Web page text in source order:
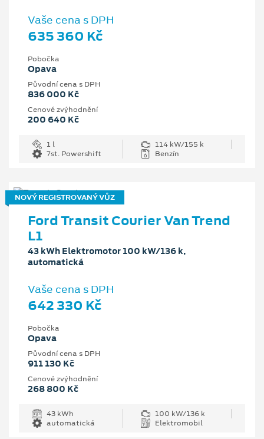
Vaše cena s DPH
635 360 Kč
Pobočka
Opava
Původní cena s DPH
836 000 Kč
Cenové zvýhodnění
200 640 Kč
1 l
114 kW/155 k
7st. Powershift
Benzín
NOVÝ REGISTROVANÝ VŮZ
Ford Transit Courier Van Trend
L1
43 kWh Elektromotor 100 kW/136 k,
automatická
Vaše cena s DPH
642 330 Kč
Pobočka
Opava
Původní cena s DPH
911 130 Kč
Cenové zvýhodnění
268 800 Kč
43 kWh
100 kW/136 k
automatická
Elektromobil